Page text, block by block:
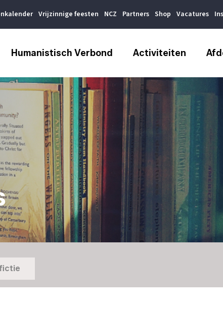
Vrijzinnige feesten NCZ Partners Shop Vacatures
Humanistisch Verbond Activiteiten